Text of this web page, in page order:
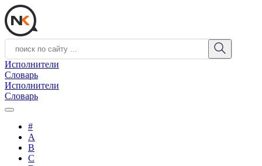
Исполнители
Словарь
Исполнители
Словарь
#
A
B
C